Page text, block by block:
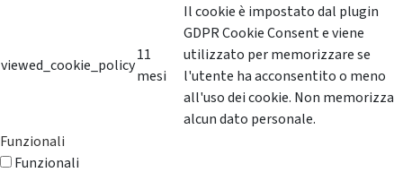
viewed_cookie_policy
11
mesi
Il cookie è impostato dal plugin
GDPR Cookie Consent e viene
utilizzato per memorizzare se
l'utente ha acconsentito o meno
all'uso dei cookie. Non memorizza
alcun dato personale.
Funzionali
Funzionali